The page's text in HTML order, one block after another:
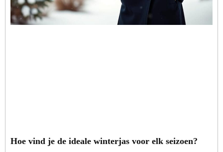
Hoe vind je de ideale winterjas voor elk seizoen?